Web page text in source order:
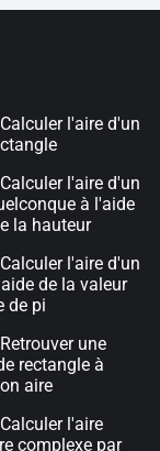
l'aire d'un
l'aire d'un
à l'aide
la hauteur
l'aire d'un
de la valeur
de pi
une
rectangle à
aire
l'aire
complexe par